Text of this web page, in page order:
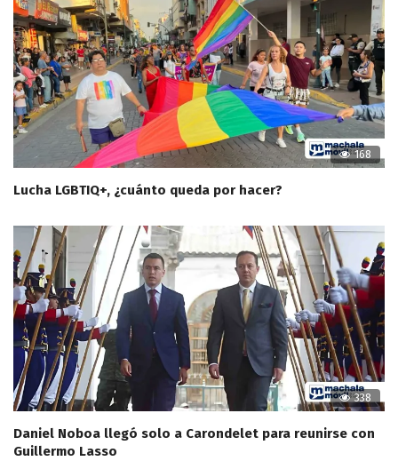
168
Lucha LGBTIQ+, ¿cuánto queda por hacer?
338
Daniel Noboa llegó solo a Carondelet para reunirse con
Guillermo Lasso